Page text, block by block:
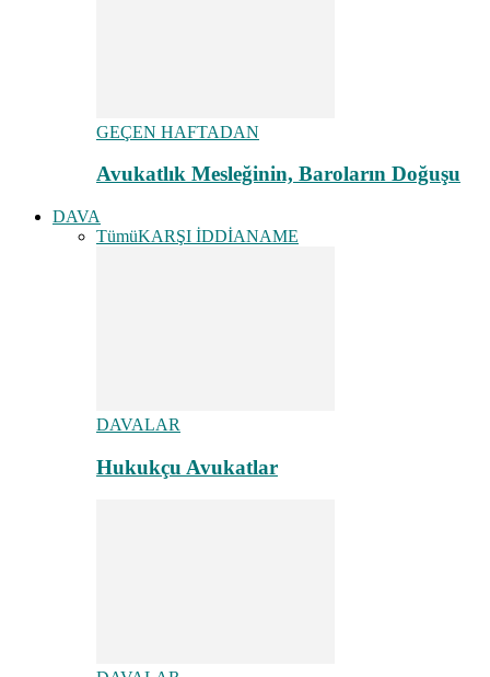
GEÇEN HAFTADAN
Avukatlık Mesleğinin, Baroların Doğuşu
DAVA
TümüKARŞI İDDİANAME
DAVALAR
Hukukçu Avukatlar